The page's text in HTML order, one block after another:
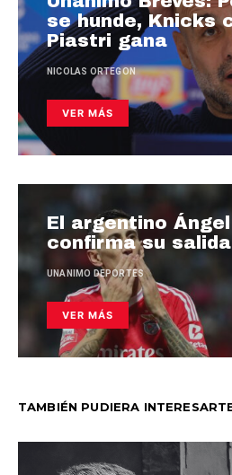
se hunde, Knicks
Piastri gana
NICOLAS ORTEGON
VER MÁS
El argentino
confirma su
UNANIMO DEPORTES
VER MÁS
TAMBIÉN PUDIERA